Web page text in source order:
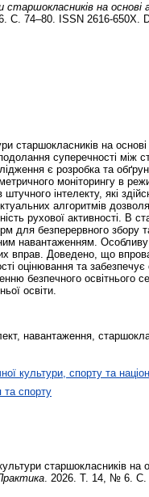
на основі
С. 74–80. ISSN 2616-650X.
старшокласників на
суперечності між
є розробка та
моніторингу в
інтелекту, які
алгоритмів
рухової активності. В
для безперервного збору
навантаженням. Особливу
вправ. Доведено, що
оцінювання та
безпечного освітнього
освіти.
навантаження,
культури, спорту та
та спорту
старшокласників на
. 2026. Т. 14, № 6. С.